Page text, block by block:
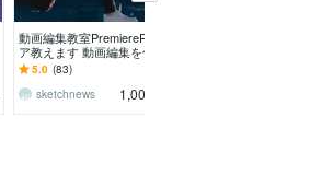
動画編集教室PremiereProプレミ
ア教えます 動画編集を仕事・副
業！今からの人へ最短でスキルＵ
Ｐ ご相談可
5.0 (83)
sketchnews
1,000